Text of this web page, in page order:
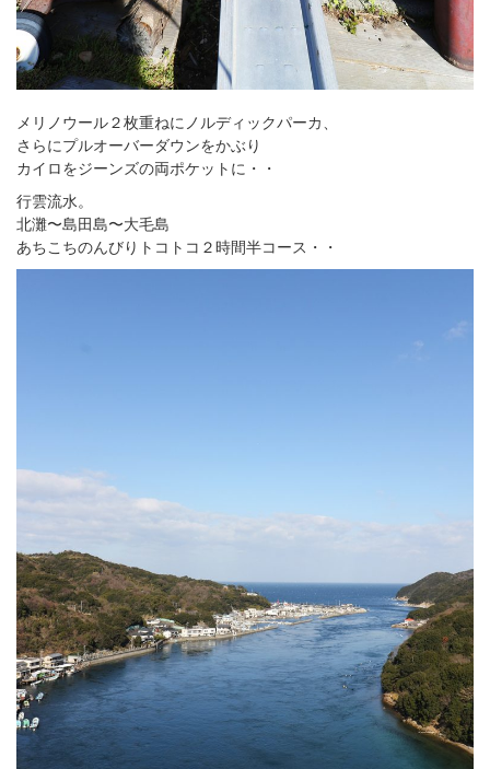
メリノウール２枚重ねにノルディックパーカ、
さらにプルオーバーダウンをかぶり
カイロをジーンズの両ポケットに・・
行雲流水。
北灘〜島田島〜大毛島
あちこちのんびりトコトコ２時間半コース・・